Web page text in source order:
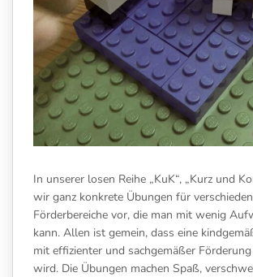
In unserer losen Reihe „KuK“, „Kurz und
wir ganz konkrete Übungen für
Förderbereiche vor, die man mit wenig
kann. Allen ist gemein, dass eine
mit effizienter und sachgemäßer
wird. Die Übungen machen Spaß,